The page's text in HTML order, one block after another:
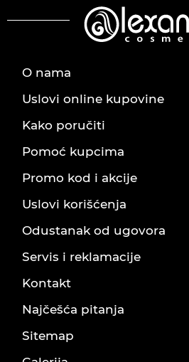
O nama
Uslovi online kupovine
Kako poručiti
Pomoć kupcima
Promo kod i akcije
Uslovi korišćenja
Odustanak od ugovora
Servis i reklamacije
Kontakt
Najčešća pitanja
Sitemap